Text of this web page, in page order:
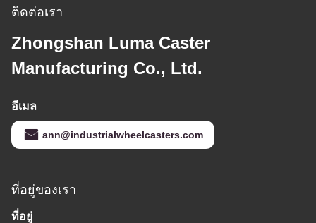
ติดต่อเรา
Zhongshan Luma Caster
Manufacturing Co., Ltd.
อีเมล
ann@industrialwheelcasters.com
ที่อยู่ของเรา
ที่อยู่